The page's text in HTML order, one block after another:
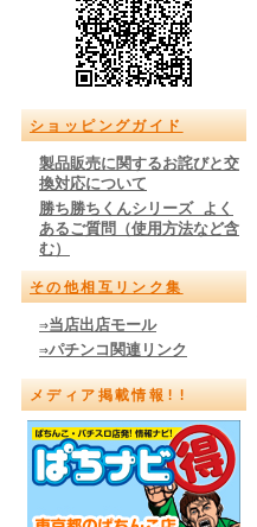
ショッピングガイド
製品販売に関するお詫びと交
換対応について
勝ち勝ちくんシリーズ よく
あるご質問（使用方法など含
む）
その他相互リンク集
⇒当店出店モール
⇒パチンコ関連リンク
メディア掲載情報!!